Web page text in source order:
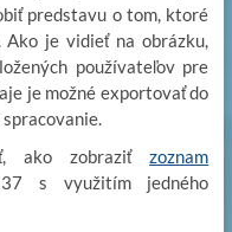
predstavu o tom, ktoré
Ako je vidieť na obrázku,
používateľov pre
je možné exportovať do
ako zobraziťzoznam
s využitím jedného